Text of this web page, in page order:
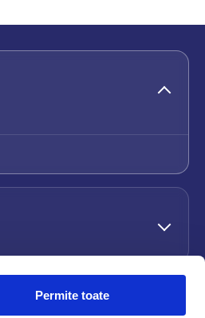
Permite toate